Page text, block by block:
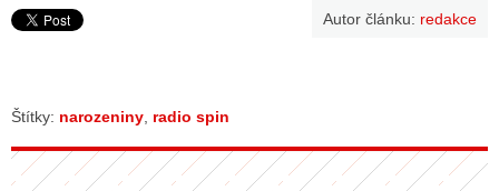
Autor článku: redakce
Štítky: narozeniny radio spin